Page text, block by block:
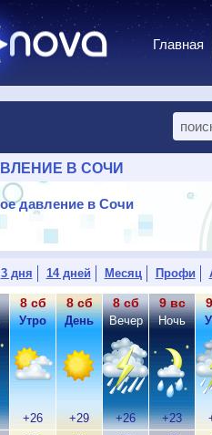
Главная
В СОЧИ
давление в Сочи
3 дня 14 дней Месяц Профи
8 сб
Утро
+26
8 сб
День
+29
8 сб
Вечер
+26
9 вс
Ночь
+23